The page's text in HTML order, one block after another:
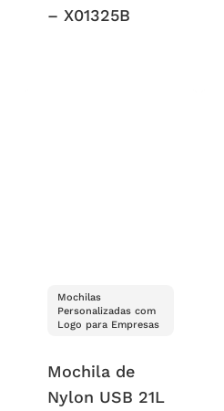
– X01325B
Mochilas
Personalizadas com
Logo para Empresas
Mochila de
Nylon USB 21L